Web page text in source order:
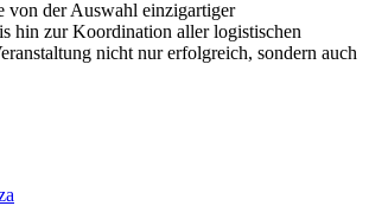
von der Auswahl einzigartiger
hin zur Koordination aller logistischen
nicht nur erfolgreich, sondern auch